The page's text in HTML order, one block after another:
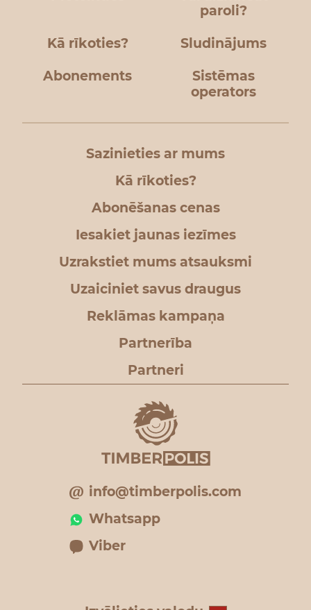
paroli?
Kā rīkoties? Sludinājums
Abonements
Sistēmas
operators
Sazinieties ar mums
Kā rīkoties?
Abonēšanas cenas
Iesakiet jaunas iezīmes
Uzrakstiet mums atsauksmi
Uzaiciniet savus draugus
Reklāmas kampaņa
Partnerība
Partneri
info@timberpolis.com
Whatsapp
Viber